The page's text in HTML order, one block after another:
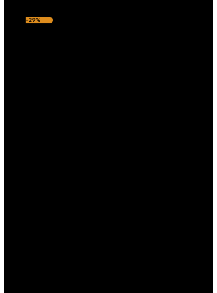
-29%